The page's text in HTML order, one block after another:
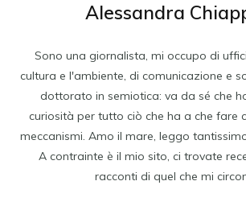
Alessandra
Sono una giornalista, mi occupo di
cultura e l'ambiente, di comunicazione e
dottorato in semiotica: va da sé che
curiosità per tutto ciò che ha a che fare
meccanismi. Amo il mare, leggo
A contrainte è il mio sito, ci trovate
racconti di quel che mi